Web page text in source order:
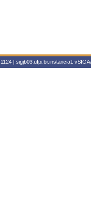
| sigjb03.ufpi.br.instancia1